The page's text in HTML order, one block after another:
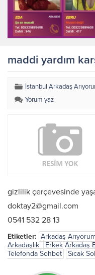
maddi yardım
İstanbul Arkadaş
Yorum yaz
gizlilik çerçevesinde
doktay2@gmail.com
0541 532 28 13
Etiketler: Arkadaş
Arkadaşlık
Erkek Arkadaş
Telefonda Sohbet
Sıcak